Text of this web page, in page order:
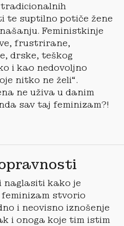
te suptilno potiče žene
Feministkinje
frustrirane,
drske, teškog
i kao nedovoljno
nitko ne želi“.
ne uživa u danim
sav taj feminizam?!
naglasiti kako je
stvorio
i neovisno iznošenje
i onoga koje tim istim